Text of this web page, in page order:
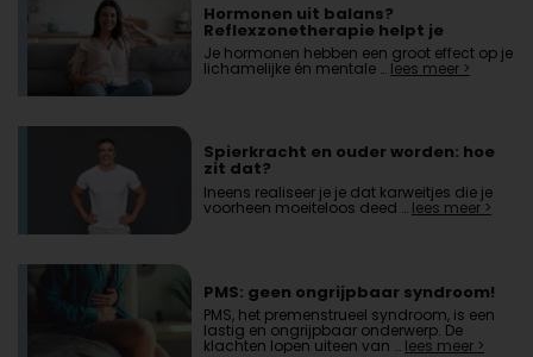
Hormonen uit balans?
Reflexzonetherapie helpt je
herstellen
Je hormonen hebben een groot effect op je
lichamelijke én mentale … lees meer >
Spierkracht en ouder worden: hoe
zit dat?
Ineens realiseer je je dat karweitjes die je
voorheen moeiteloos deed … lees meer >
PMS: geen ongrijpbaar syndroom!
PMS, het premenstrueel syndroom, is een
lastig en ongrijpbaar onderwerp. De
klachten lopen uiteen van … lees meer >